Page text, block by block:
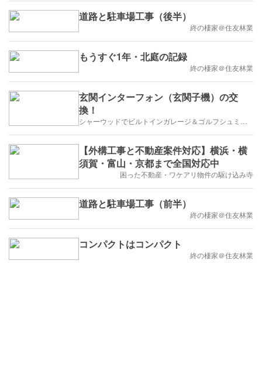
道路と駐車場工事（後半）
終の棲家＠住友林業
もうすぐ1年・北庭の記録
終の棲家＠住友林業
玄関インターフォン（玄関子機）の交
換！
【外構工事と不動産案件対応】横浜・横
須賀・富山・京都まで全国対応中
困った不動産・ワケアリ物件の駆け込み寺
道路と駐車場工事（前半）
終の棲家＠住友林業
コンパクトはコンパクト
終の棲家＠住友林業